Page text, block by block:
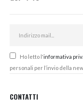
Ho letto l'informativa
personali per l’invio della
CONTATTI